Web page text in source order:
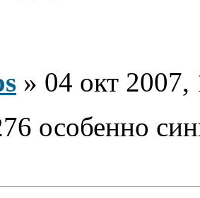
» 04 окт 2007,
особенно